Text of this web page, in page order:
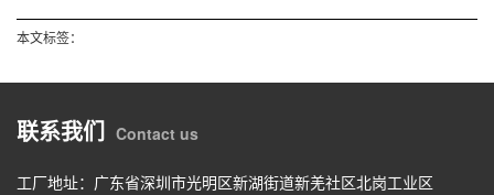
本文标签：
联系我们 Contact us
工厂地址：广东省深圳市光明区新湖街道新羌社区北岗工业区